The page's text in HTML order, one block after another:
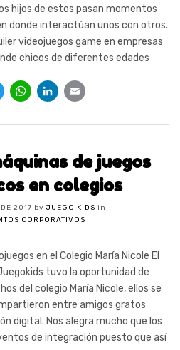
hijos de estos pasan momentos
donde interactúan unos con otros.
videojuegos game en empresas
chicos de diferentes edades
Twitter
WhatsApp
LinkedIn
de juegos
en colegios
2017 by JUEGO KIDS in
CORPORATIVOS
en el Colegio María Nicole El
tuvo la oportunidad de
del colegio María Nicole, ellos se
entre amigos gratos
digital. Nos alegra mucho que los
de integración puesto que así